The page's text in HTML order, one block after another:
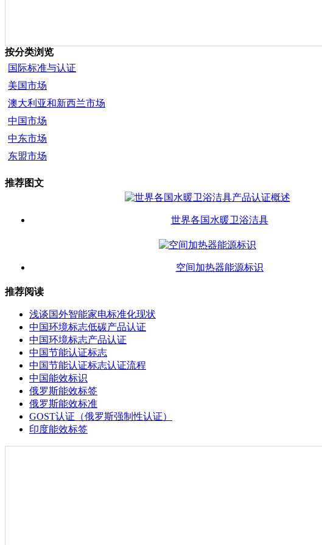
按分类浏览
国际标准与认证
美国市场
澳大利亚和新西兰市场
中国市场
中东市场
东盟市场
推荐图文
世界各国水暖卫浴洁具
空间加热器能源标识
推荐阅读
浅谈国外智能家电标准化现状
中国环境标志低碳产品认证
中国环境标志产品认证
中国节能认证标志
中国节能认证标志认证流程
中国能效标识
俄罗斯能效标签
俄罗斯能效标准
GOST认证（俄罗斯强制性认证）
印度能效标签